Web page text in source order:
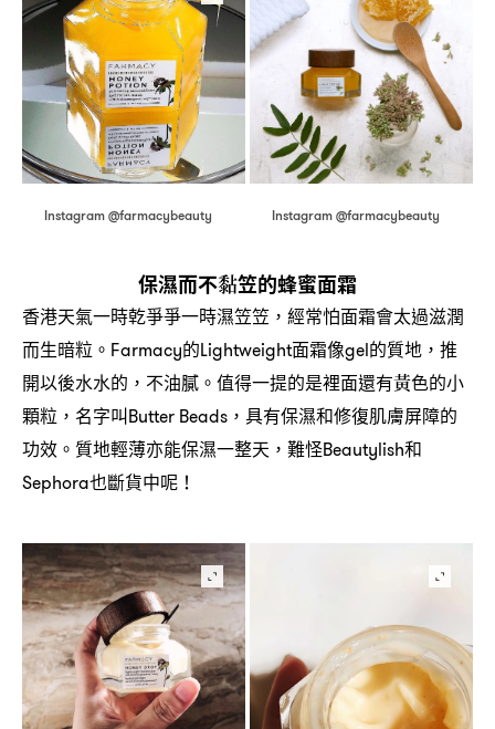
Instagram @farmacybeauty Instagram @farmacybeauty
保濕而不黏笠的蜂蜜面霜
香港天氣一時乾爭爭一時濕笠笠 ， 經常怕面霜會太過滋潤
而生暗粒。 Farmacy的Lightweight面霜像gel的質地 ， 推
開以後水水的 ， 不油膩。值得一提的是裡面還有黃色的小
顆粒 ， 名字叫Butter Beads， 具有保濕和修復肌膚屏障的
功效。質地輕薄亦能保濕一整天 ， 難怪Beautylish和
Sephora也斷貨中呢 ！